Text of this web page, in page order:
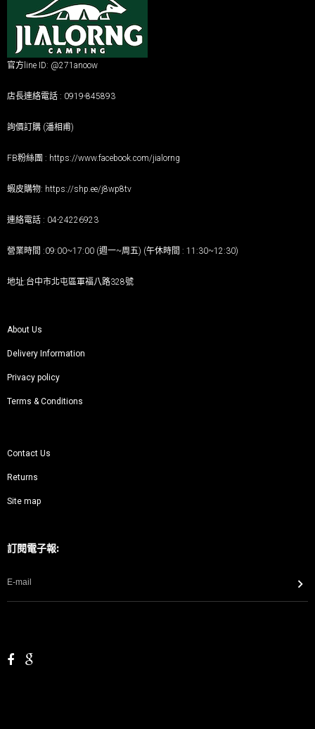
官方line ID: @271anoow
店長連絡電話 : 0919-845893
詢價訂購 (潘相甫)
FB粉絲團 : https://www.facebook.com/jialorng
蝦皮購物: https://shp.ee/j8wp8tv
連絡電話 : 04-24226923
營業時間 :09:00~17:00 (週一~周五) (午休時間 : 11:30~12:30)
地址:台中市北屯區軍福八路328號
About Us
Delivery Information
Privacy policy
Terms & Conditions
Contact Us
Returns
Site map
訂閱電子報: